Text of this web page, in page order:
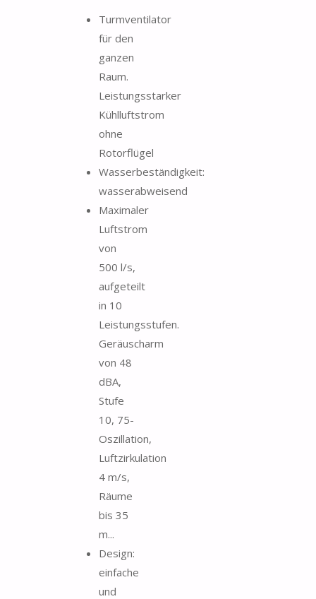
Turmventilator
für den
ganzen
Raum.
Leistungsstarker
Kühlluftstrom
ohne
Rotorflügel
Wasserbeständigkeit:
wasserabweisend
Maximaler
Luftstrom
von
500 l/s,
aufgeteilt
in 10
Leistungsstufen.
Geräuscharm
von 48
dBA,
Stufe
10, 75-
Oszillation,
Luftzirkulation
4 m/s,
Räume
bis 35
m...
Design:
einfache
und